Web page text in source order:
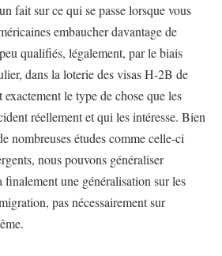
fait sur ce qui se passe lorsque vous
embaucher davantage de
qualifiés, légalement, par le biais
dans la loterie des visas H-2B de
exactement le type de chose que les
réellement et qui les intéresse. Bien
nombreuses études comme celle-ci
nous pouvons généraliser
finalement une généralisation sur les
pas nécessairement sur